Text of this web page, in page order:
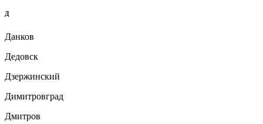
Д
Данков
Дедовск
Дзержинский
Димитровград
Дмитров